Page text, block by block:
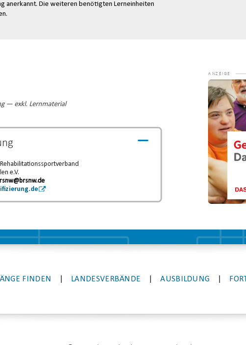
anerkannt. Die weiteren benötigten Lerneinheiten
— exkl. Lernmaterial
e.V.
Video-
Player
FINDEN LANDESVERBÄNDE AUSBILDUNG